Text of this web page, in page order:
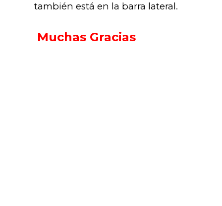
también está en la barra lateral.
Muchas Gracias